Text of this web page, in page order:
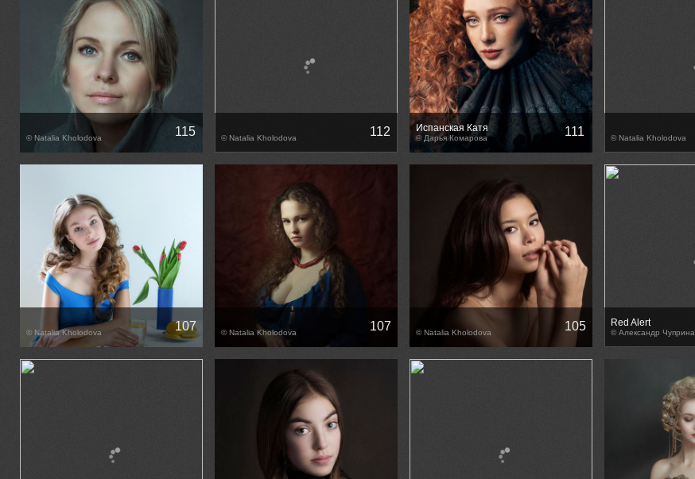
© Natalia Kholodova 115 © Natalia Kholodova 112 Испанская Катя
© Дарья Комарова 111 © Natalia Kholodova
© Natalia Kholodova 107 © Natalia Kholodova 107 © Natalia Kholodova 105 Red Alert
© Александр Чуприна